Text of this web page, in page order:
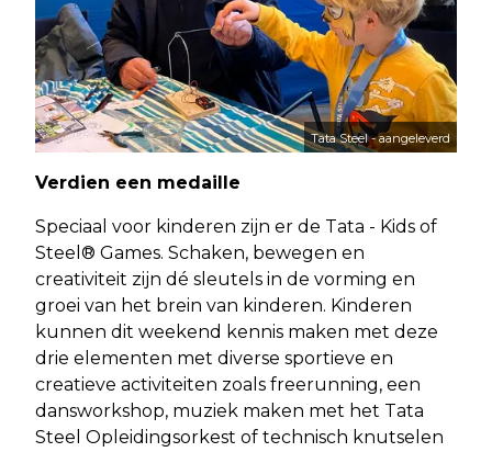
Tata Steel - aangeleverd
Verdien een medaille
Speciaal voor kinderen zijn er de Tata - Kids of
Steel® Games. Schaken, bewegen en
creativiteit zijn dé sleutels in de vorming en
groei van het brein van kinderen. Kinderen
kunnen dit weekend kennis maken met deze
drie elementen met diverse sportieve en
creatieve activiteiten zoals freerunning, een
dansworkshop, muziek maken met het Tata
Steel Opleidingsorkest of technisch knutselen